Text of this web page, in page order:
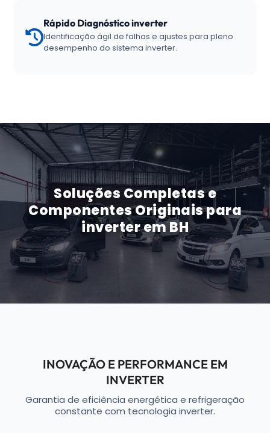
Rápido Diagnóstico inverter
Identificação ágil de falhas e ajustes para pleno
desempenho do sistema inverter.
Soluções Completas e
Componentes Originais para
inverter em BH
INOVAÇÃO E PERFORMANCE EM
INVERTER
Garantia de eficiência energética e refrigeração
constante com tecnologia inverter.